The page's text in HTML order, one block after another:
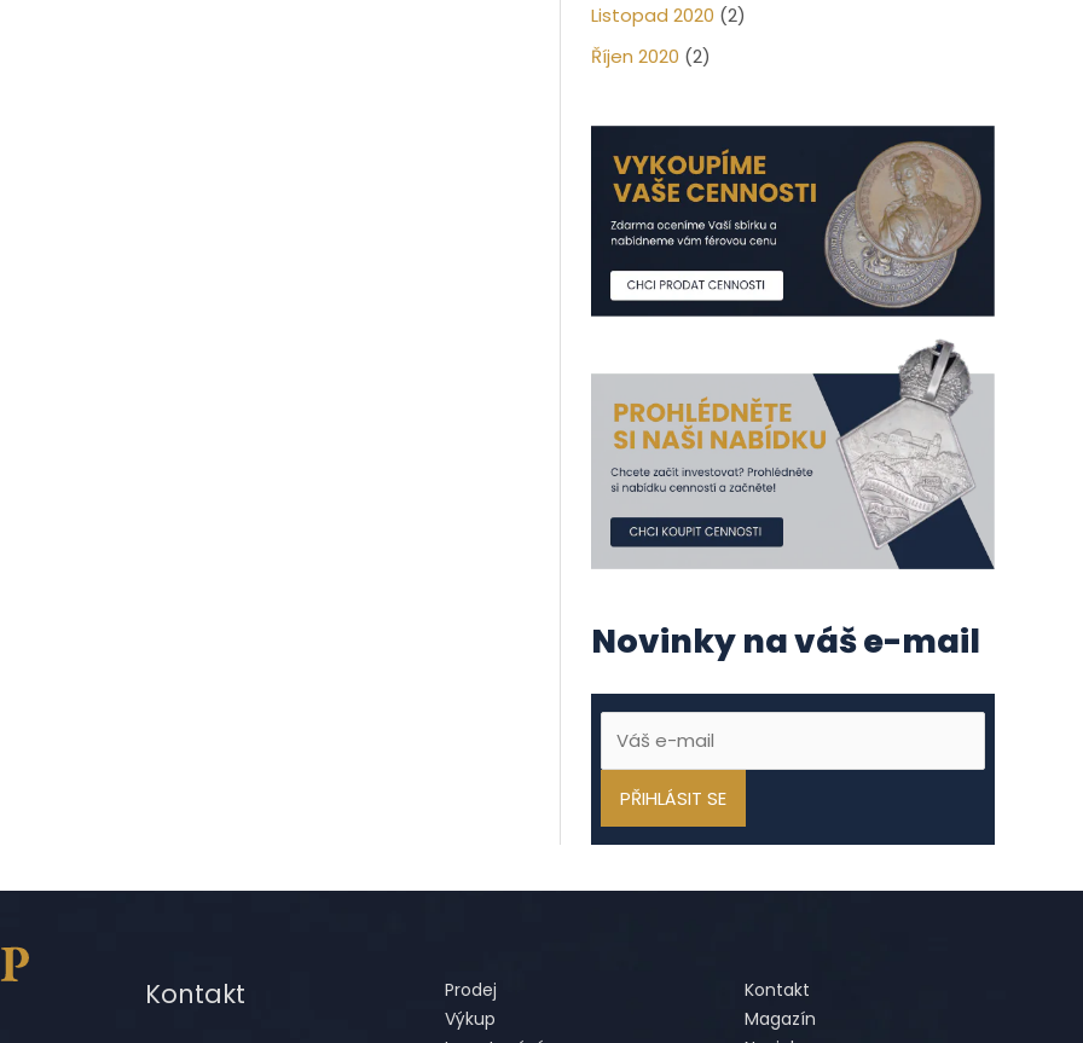
Listopad 2020 (2)
Říjen 2020 (2)
Novinky na váš e-mail
Kontakt
Prodej
Výkup
Kontakt
Magazín